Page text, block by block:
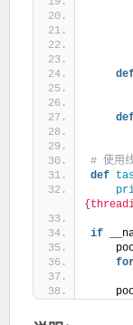
# 使用
def
if